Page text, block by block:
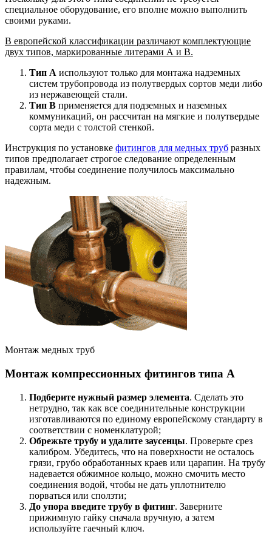
специальное оборудование, его вполне можно выполнить
своими руками.
В европейской классификации различают комплектующие
двух типов, маркированные литерами А и В.
Тип А используют только для монтажа надземных
систем трубопровода из полутвердых сортов меди либо
из нержавеющей стали.
Тип В применяется для подземных и наземных
коммуникаций, он рассчитан на мягкие и полутвердые
сорта меди с толстой стенкой.
Инструкция по установке фитингов для медных труб разных
типов предполагает строгое следование определенным
правилам, чтобы соединение получилось максимально
надежным.
Монтаж медных труб
Монтаж компрессионных фитингов типа А
Подберите нужный размер элемента. Сделать это
нетрудно, так как все соединительные конструкции
изготавливаются по единому европейскому стандарту в
соответствии с номенклатурой;
Обрежьте трубу и удалите заусенцы. Проверьте срез
калибром. Убедитесь, что на поверхности не осталось
грязи, грубо обработанных краев или царапин. На трубу
надевается обжимное кольцо, можно смочить место
соединения водой, чтобы не дать уплотнителю
порваться или сползти;
До упора введите трубу в фитинг. Заверните
прижимную гайку сначала вручную, а затем
используйте гаечный ключ.